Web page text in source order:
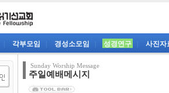
각부모임 경성소모임 성경연구 사진자
Sunday Worship Message
주일예배메시지